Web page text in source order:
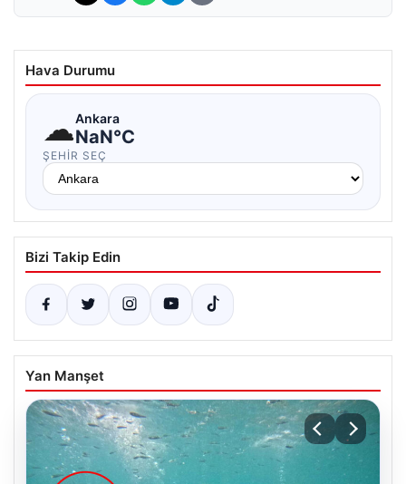
Hava Durumu
☁Ankara
NaN°C
ŞEHIR SEÇ
Bizi Takip Edin
Yan Manşet